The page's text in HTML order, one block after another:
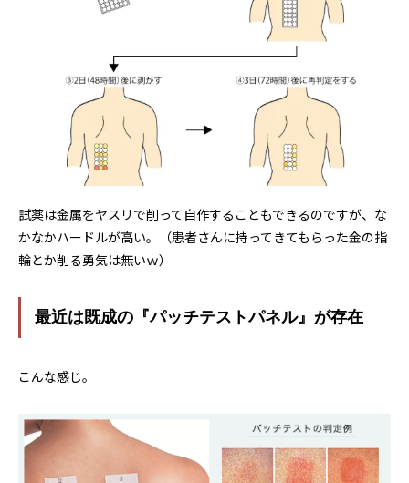
試薬は金属をヤスリで削って自作することもできるのですが、な
かなかハードルが高い。（患者さんに持ってきてもらった金の指
輪とか削る勇気は無いｗ）
最近は既成の『パッチテストパネル』が存在
こんな感じ。